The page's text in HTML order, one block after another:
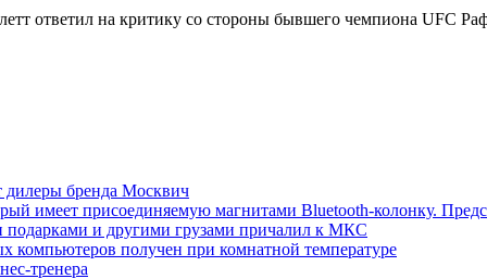
ответил на критику со стороны бывшего чемпиона UFC
дилеры бренда Москвич
имеет присоединяемую магнитами Bluetooth-колонку.
и другими грузами причалил к МКС
компьютеров получен при комнатной температуре
тренера